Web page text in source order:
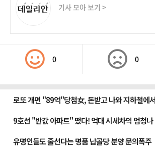
기사 모아 보기 >
0 0